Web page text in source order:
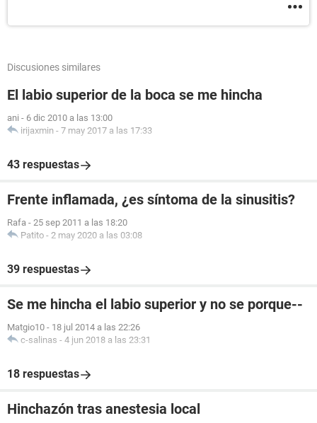
Discusiones similares
El labio superior de la boca se me hincha
ani - 6 dic 2010 a las 13:00
irijaxmin - 7 may 2017 a las 17:33
43 respuestas
Frente inflamada, ¿es síntoma de la sinusitis?
Rafa - 25 sep 2011 a las 18:20
Patito - 2 may 2020 a las 03:08
39 respuestas
Se me hincha el labio superior y no se porque--
Matgio10 - 18 jul 2014 a las 22:26
c-salinas - 4 jun 2018 a las 23:31
18 respuestas
Hinchazón tras anestesia local